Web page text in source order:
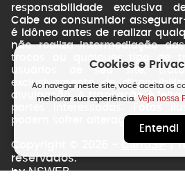
responsabilidade exclusiva
Cabe ao consumidor
é idôneo antes de realizar
não realiza intermediação
trocas ou qualquer tipo de
usuários de seu site,
exclusivamente de
divulgação. A transação é
partes interessadas. Fotos
podem sofrer alterações sem
Copyright © 2026 - CarroSP|
reservados.
byNSWEB
Cookies e
Ao navegar neste site, você aceita os
melhorar sua experiência.Veja nossa
Entendi